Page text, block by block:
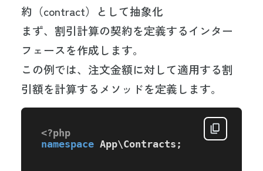
約（contract）として抽象化
まず、割引計算の契約を定義するインター
フェースを作成します。
この例では、注文金額に対して適用する割
引額を計算するメソッドを定義します。
<?php
namespace App\Contracts ;